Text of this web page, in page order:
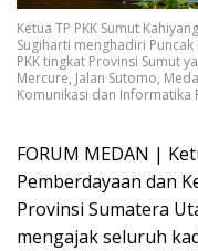
Ketua TP PKK Sumut
Sugiharti menghadiri
PKK tingkat Provinsi Sumut
Mercure, Jalan Sutomo,
Komunikasi dan Informatika
FORUM MEDAN |
Pemberdayaan dan
Provinsi Sumatera
mengajak seluruh